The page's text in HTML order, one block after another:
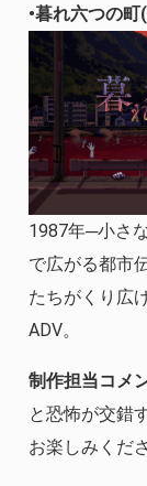
•暮れ六つの
1987年─小さ
で広がる都市
たちがくり広
ADV。
制作担当コメ
と恐怖が交錯
お楽しみくだ